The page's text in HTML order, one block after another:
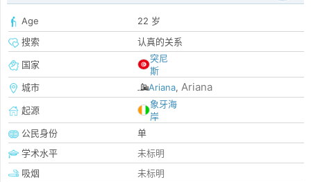
Age
22 岁
搜索
认真的关系
国家
突尼
斯
城市
Ariana, Ariana
起源
象牙海
岸
公民身份
单
学术水平
未标明
吸烟
未标明